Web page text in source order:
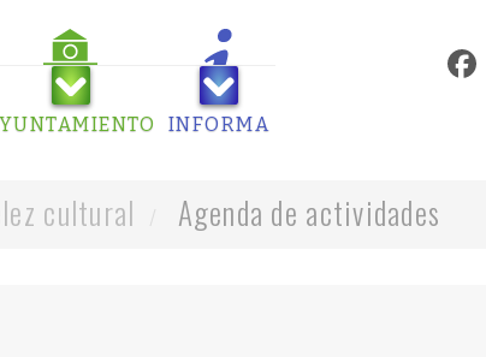
INFORMA
cultural Agenda de actividades